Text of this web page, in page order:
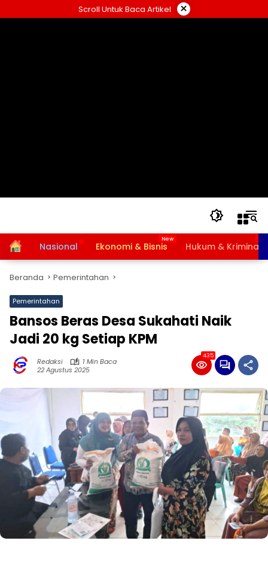
ke
Scroll Untuk Baca Artikel ×
HomeNasional Ekonomi & Bisnis Hukum & Kriminal
Beranda Pemerintahan
Pemerintahan
Bansos Beras Desa Sukahati Naik
Jadi 20 kg Setiap KPM
Redaksi
1 Min Baca
22 Agustus 2025
435